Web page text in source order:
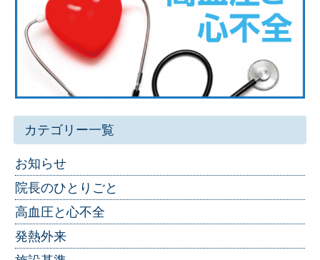
カテゴリー一覧
お知らせ
院長のひとりごと
高血圧と心不全
発熱外来